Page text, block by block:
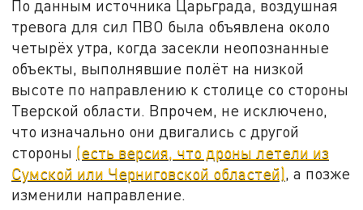
По данным источника Царьграда, воздушная
тревога для сил ПВО была объявлена около
четырёх утра, когда засекли неопознанные
объекты, выполнявшие полёт на низкой
высоте по направлению к столице со стороны
Тверской области. Впрочем, не исключено,
что изначально они двигались с другой
стороны (есть версия, что дроны летели из
Сумской или Черниговской областей), а позже
изменили направление.